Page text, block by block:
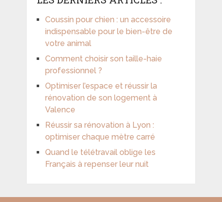
Coussin pour chien : un accessoire
indispensable pour le bien-être de
votre animal
Comment choisir son taille-haie
professionnel ?
Optimiser l’espace et réussir la
rénovation de son logement à
Valence
Réussir sa rénovation à Lyon :
optimiser chaque mètre carré
Quand le télétravail oblige les
Français à repenser leur nuit